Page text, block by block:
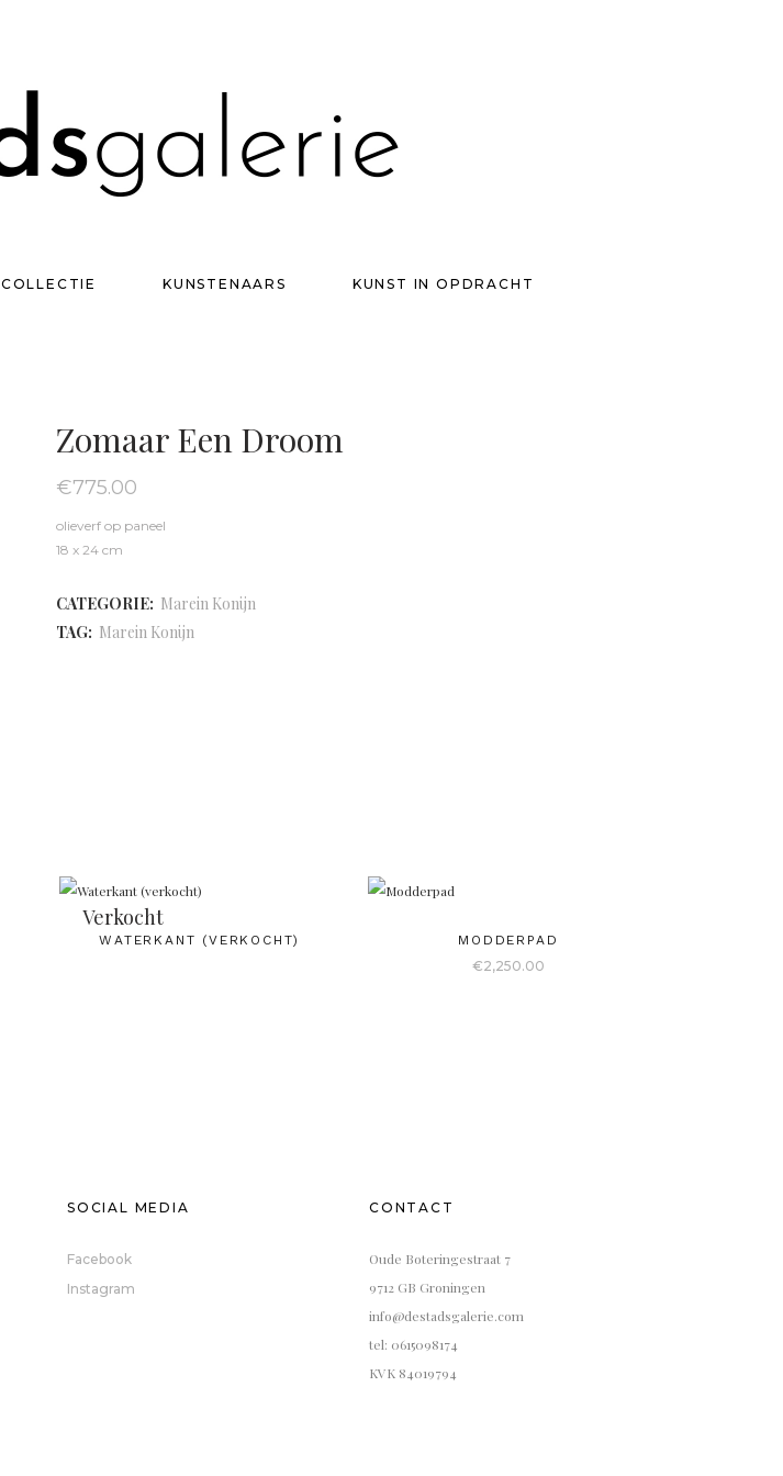
COLLECTIE KUNSTENAARS KUNST IN OPDRACHT
Zomaar Een Droom
€775.00
olieverf op paneel
18 x 24 cm
CATEGORIE: Marein Konijn
TAG: Marein Konijn
Verkocht
WATERKANT (VERKOCHT) MODDERPAD
€2,250.00
SOCIAL MEDIA
Facebook
Instagram
CONTACT
Oude Boteringestraat 7
9712 GB Groningen
info@destadsgalerie.com
tel: 0615098174
KVK 84019794